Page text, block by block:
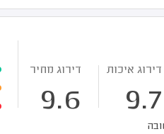
דירוג איכות
9.7
דירוג מחיר
9.6